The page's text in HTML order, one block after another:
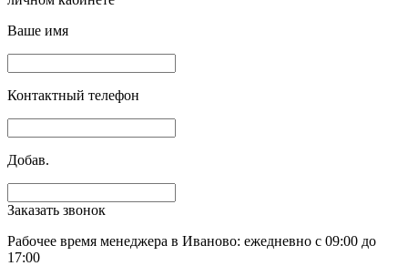
Ваше имя
Контактный телефон
Добав.
Заказать звонок
Рабочее время менеджера в Иваново: ежедневно с 09:00 до
17:00